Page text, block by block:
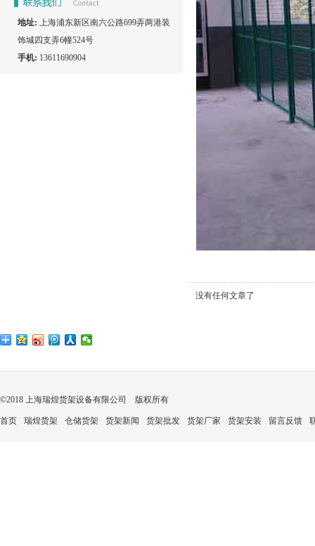
地址: 上海浦东新区南六公路699弄两港装
饰城四支弄6幢524号
手机: 13611690904
没有任何文章了
©2018 上海瑞煌货架设备有限公司 版权所有
首页 瑞煌货架 仓储货架 货架新闻 货架批发 货架厂家 货架安装 留言反馈